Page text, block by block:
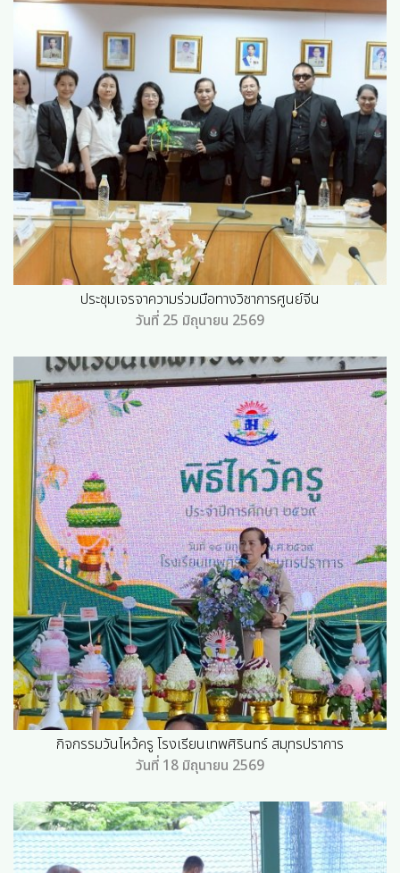
ประชุมเจรจาความร่วมมือทางวิชาการศูนย์จีน
วันที่ 25 มิถุนายน 2569
กิจกรรมวันไหว้ครู โรงเรียนเทพศิรินทร์ สมุทรปราการ
วันที่ 18 มิถุนายน 2569